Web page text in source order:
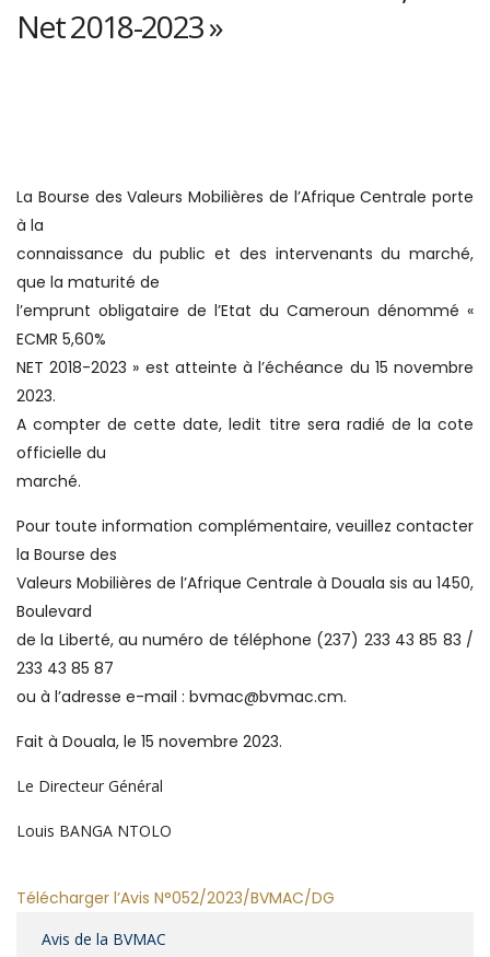
Net 2018-2023 »
La Bourse des Valeurs Mobilières de l’Afrique Centrale porte
à la
connaissance du public et des intervenants du marché,
que la maturité de
l’emprunt obligataire de l’Etat du Cameroun dénommé «
ECMR 5,60%
NET 2018-2023 » est atteinte à l’échéance du 15 novembre
2023.
A compter de cette date, ledit titre sera radié de la cote
officielle du
marché.
Pour toute information complémentaire, veuillez contacter
la Bourse des
Valeurs Mobilières de l’Afrique Centrale à Douala sis au 1450,
Boulevard
de la Liberté, au numéro de téléphone (237) 233 43 85 83 /
233 43 85 87
ou à l’adresse e-mail : bvmac@bvmac.cm.
Fait à Douala, le 15 novembre 2023.
Le Directeur Général
Louis BANGA NTOLO
Télécharger l’Avis N°052/2023/BVMAC/DG
Avis de la BVMAC